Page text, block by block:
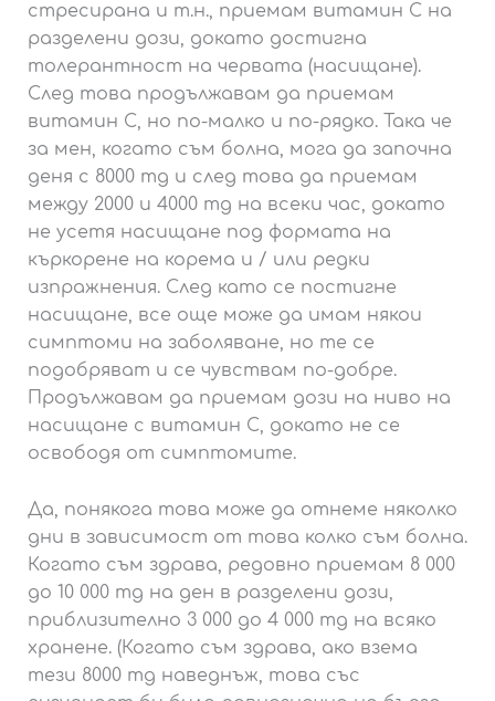
стресирана и т.н., приемам витамин С на
разделени дози, докато достигна
толерантност на червата (насищане).
След това продължавам да приемам
витамин С, но по-малко и по-рядко. Така че
за мен, когато съм болна, мога да започна
деня с 8000 mg и след това да приемам
между 2000 и 4000 mg на всеки час, докато
не усетя насищане под формата на
къркорене на корема и / или редки
изпражнения. След като се постигне
насищане, все още може да имам някои
симптоми на заболяване, но те се
подобряват и се чувствам по-добре.
Продължавам да приемам дози на ниво на
насищане с витамин С, докато не се
освободя от симптомите.
Да, понякога това може да отнеме няколко
дни в зависимост от това колко съм болна.
Когато съм здрава, редовно приемам 8 000
до 10 000 mg на ден в разделени дози,
приблизително 3 000 до 4 000 mg на всяко
хранене. (Когато съм здрава, ако взема
тези 8000 mg наведнъж, това със